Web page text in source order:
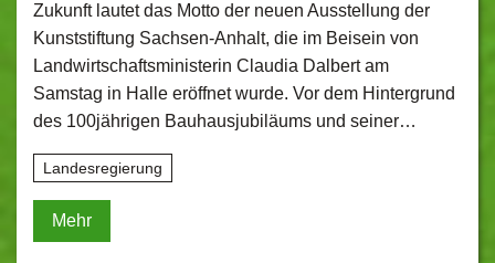
Zukunft lautet das Motto der neuen Ausstellung der
Kunststiftung Sachsen-Anhalt, die im Beisein von
Landwirtschaftsministerin Claudia Dalbert am
Samstag in Halle eröffnet wurde. Vor dem Hintergrund
des 100jährigen Bauhausjubiläums und seiner…
Landesregierung
Mehr